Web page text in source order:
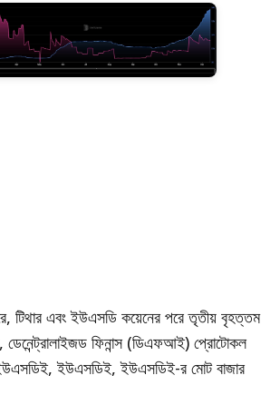
টিথার এবং ইউএসডি কয়েনের পরে তৃতীয় বৃহত্তম
ডেনেন্ট্রালাইজড ফিনান্স (ডিএফআই) প্রোটোকল
ইউএসডিই, ইউএসডিই-র মোট বাজার